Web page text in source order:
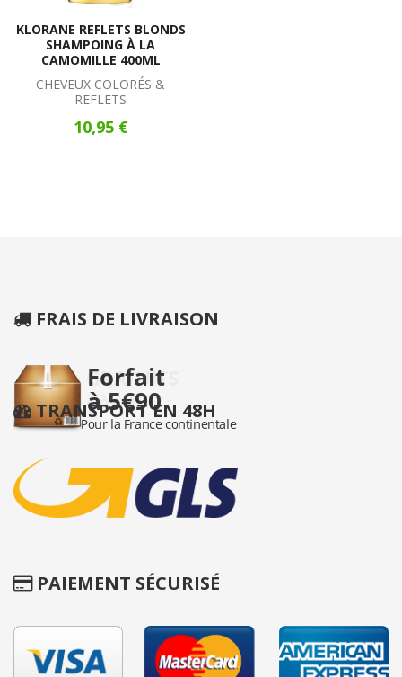
KLORANE REFLETS BLONDS
SHAMPOING À LA
CAMOMILLE 400ML
CHEVEUX COLORÉS &
REFLETS
10,95 €
FRAIS DE LIVRAISON
TRANSPORT EN 48H
PAIEMENT SÉCURISÉ